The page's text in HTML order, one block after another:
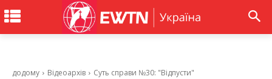
додому Відеоархів Суть справи №30: "Відпусти"